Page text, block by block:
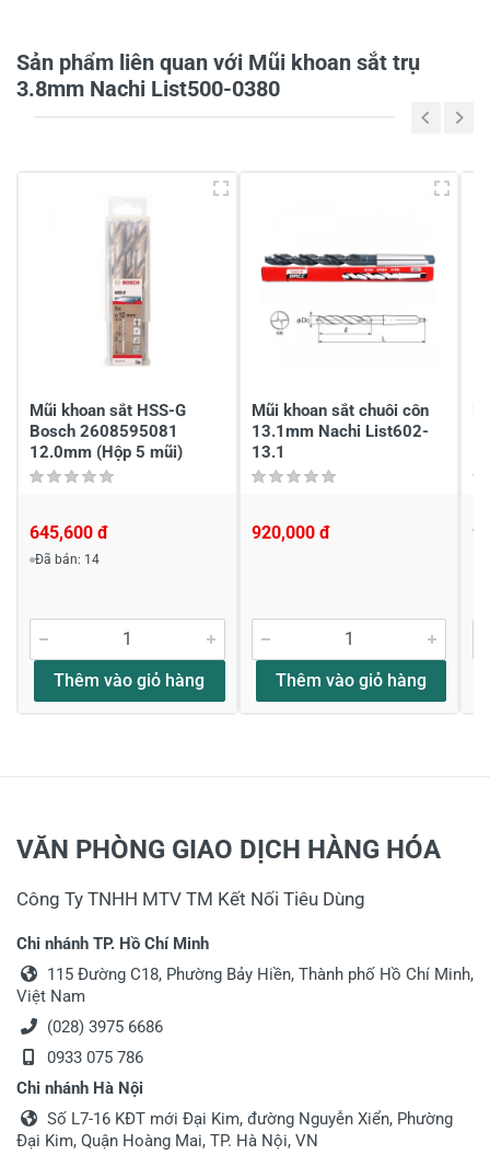
Tiêu đề của nhận xét
Gửi nhận xét
Sản phẩm liên quan với Mũi khoan sắt trụ
3.8mm Nachi List500-0380
Mũi khoan sắt HSS-G
Bosch 2608595081
12.0mm (Hộp 5 mũi)
645,600 đ
Đã bán: 14
Thêm vào giỏ hàng
Mũi khoan sắt chuôi côn
13.1mm Nachi List602-
13.1
920,000 đ
Thêm vào giỏ hàng
VĂN PHÒNG GIAO DỊCH HÀNG HÓA
Công Ty TNHH MTV TM Kết Nối Tiêu Dùng
Chi nhánh TP. Hồ Chí Minh
115 Đường C18, Phường Bảy Hiền, Thành phố Hồ Chí Minh,
Việt Nam
(028) 3975 6686
0933 075 786
Chi nhánh Hà Nội
Số L7-16 KĐT mới Đại Kim, đường Nguyễn Xiển, Phường
Đại Kim, Quận Hoàng Mai, TP. Hà Nội, VN